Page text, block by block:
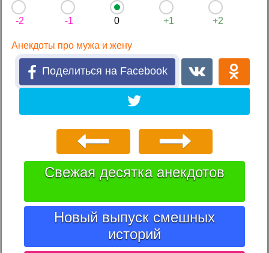
-2 -1 0 +1 +2
Анекдоты про мужа и жену
Поделиться на Facebook
Свежая десятка анекдотов
Новый выпуск смешных
историй